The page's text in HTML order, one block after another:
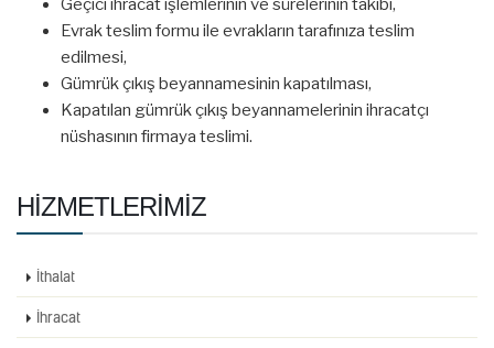
Geçici ihracat işlemlerinin ve sürelerinin takibi,
Evrak teslim formu ile evrakların tarafınıza teslim
edilmesi,
Gümrük çıkış beyannamesinin kapatılması,
Kapatılan gümrük çıkış beyannamelerinin ihracatçı
nüshasının firmaya teslimi.
HIZMETLERIMIZ
İthalat
İhracat